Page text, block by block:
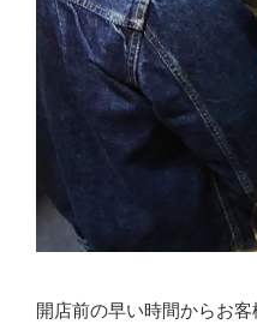
開店前の早い時間からお